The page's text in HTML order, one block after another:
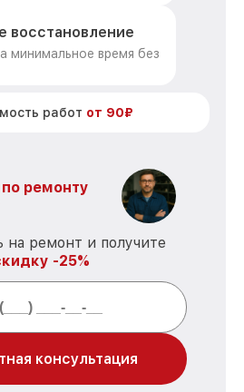
восстановление
минимальное время без
работ от 90₽
ремонту
на ремонт и получите
-25%
консультация